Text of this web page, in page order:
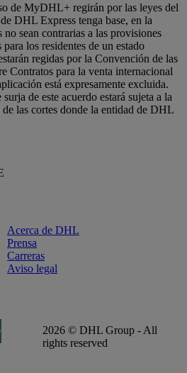
de MyDHL+ regirán por las leyes del
DHL Express tenga base, en la
no sean contrarias a las provisiones
para los residentes de un estado
regidas por la Convención de las
Contratos para la venta internacional
está expresamente excluida.
de este acuerdo estará sujeta a la
las cortes donde la entidad de DHL
Acerca de DHL
Prensa
Carreras
Aviso legal
2026 © DHL Group - All
rights reserved